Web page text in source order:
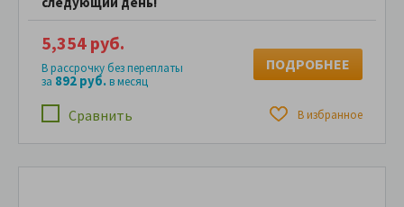
Сравнить В избранное
5,354 руб.
В рассрочку без переплаты
за 892 руб.в месяц
ПОДРОБНЕЕ